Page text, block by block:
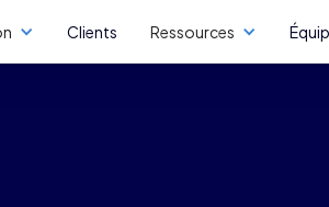
Clients Ressources